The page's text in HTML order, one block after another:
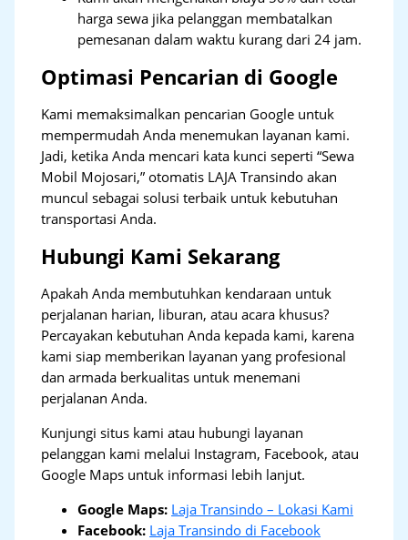
harga sewa jika pelanggan membatalkan
pemesanan dalam waktu kurang dari 24 jam.
Optimasi Pencarian di Google
Kami memaksimalkan pencarian Google untuk
mempermudah Anda menemukan layanan kami.
Jadi, ketika Anda mencari kata kunci seperti “Sewa
Mobil Mojosari,” otomatis LAJA Transindo akan
muncul sebagai solusi terbaik untuk kebutuhan
transportasi Anda.
Hubungi Kami Sekarang
Apakah Anda membutuhkan kendaraan untuk
perjalanan harian, liburan, atau acara khusus?
Percayakan kebutuhan Anda kepada kami, karena
kami siap memberikan layanan yang profesional
dan armada berkualitas untuk menemani
perjalanan Anda.
Kunjungi situs kami atau hubungi layanan
pelanggan kami melalui Instagram, Facebook, atau
Google Maps untuk informasi lebih lanjut.
Google Maps: Laja Transindo – Lokasi Kami
Facebook: Laja Transindo di Facebook